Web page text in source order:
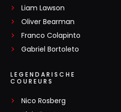
Liam Lawson
Oliver Bearman
Franco Colapinto
Gabriel Bortoleto
LEGENDARISCHE
COUREURS
Nico Rosberg